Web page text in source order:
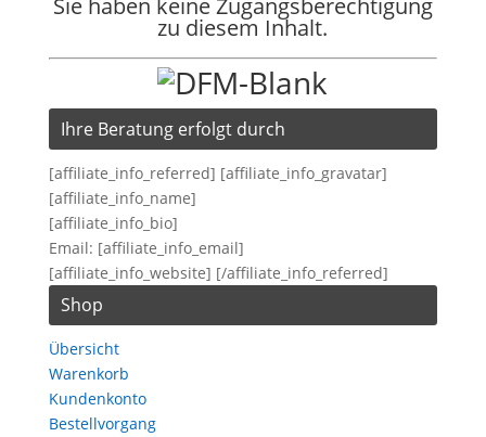
Sie haben keine Zugangsberechtigung
zu diesem Inhalt.
Ihre Beratung erfolgt durch
[affiliate_info_referred] [affiliate_info_gravatar]
[affiliate_info_name]
[affiliate_info_bio]
Email: [affiliate_info_email]
[affiliate_info_website] [/affiliate_info_referred]
Shop
Übersicht
Warenkorb
Kundenkonto
Bestellvorgang